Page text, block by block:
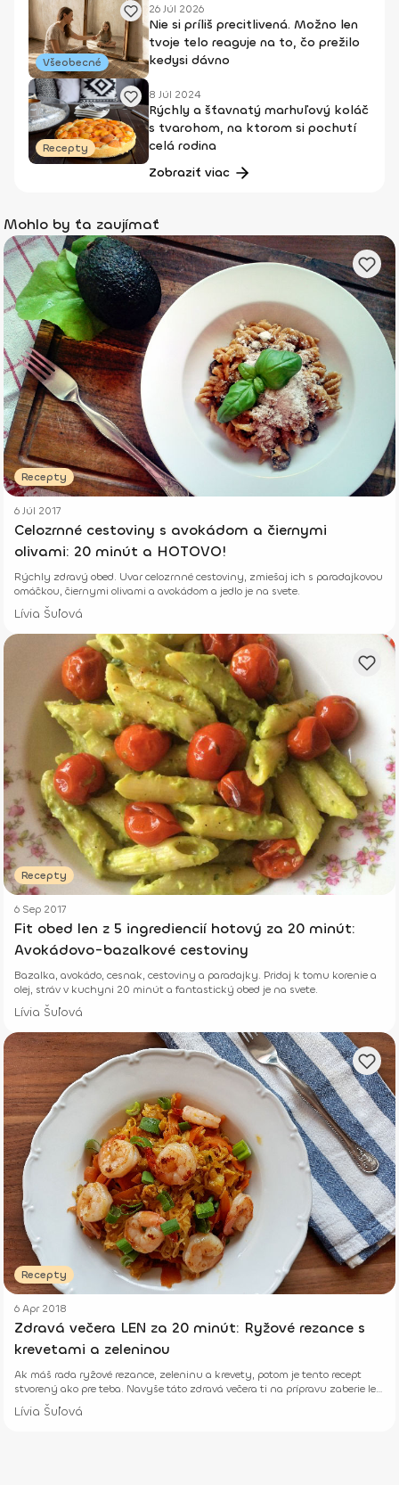
Všeobecné
26 Júl 2026
Nie si príliš precitlivená. Možno len
tvoje telo reaguje na to, čo prežilo
kedysi dávno
Recepty
8 Júl 2024
Rýchly a šťavnatý marhuľový koláč
s tvarohom, na ktorom si pochutí
celá rodina
Zobraziť viac
Mohlo by ťa zaujímať
Recepty
6 Júl 2017
Celozrnné cestoviny s avokádom a čiernymi
olivami: 20 minút a HOTOVO!
Rýchly zdravý obed. Uvar celozrnné cestoviny, zmiešaj ich s paradajkovou
omáčkou, čiernymi olivami a avokádom a jedlo je na svete.
Lívia Šuľová
Recepty
6 Sep 2017
Fit obed len z 5 ingrediencií hotový za 20 minút:
Avokádovo-bazalkové cestoviny
Bazalka, avokádo, cesnak, cestoviny a paradajky. Pridaj k tomu korenie a
olej, stráv v kuchyni 20 minút a fantastický obed je na svete.
Lívia Šuľová
Recepty
6 Apr 2018
Zdravá večera LEN za 20 minút: Ryžové rezance s
krevetami a zeleninou
Ak máš rada ryžové rezance, zeleninu a krevety, potom je tento recept
stvorený ako pre teba. Navyše táto zdravá večera ti na prípravu zaberie len
20 minút času.
Lívia Šuľová